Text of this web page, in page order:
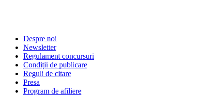
Despre noi
Newsletter
Regulament concursuri
Condiții de publicare
Reguli de citare
Presa
Program de afiliere